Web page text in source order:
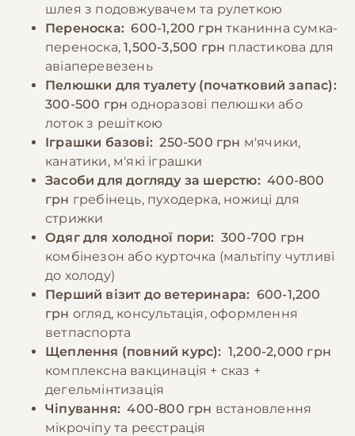
шлея з подовжувачем та рулеткою
Переноска: 600-1,200 грн тканинна сумка-
переноска,1,500-3,500 грн пластикова для
авіаперевезень
Пелюшки для туалету (початковий запас):
300-500 грн одноразові пелюшки або
лоток з решіткою
Іграшки базові: 250-500 грн м'ячики,
канатики, м'які іграшки
Засоби для догляду за шерстю: 400-800
грн гребінець, пуходерка, ножиці для
стрижки
Одяг для холодної пори: 300-700 грн
комбінезон або курточка (мальтіпу чутливі
до холоду)
Перший візит до ветеринара: 600-1,200
грн огляд, консультація, оформлення
ветпаспорта
Щеплення (повний курс): 1,200-2,000 грн
комплексна вакцинація + сказ +
дегельмінтизація
Чіпування: 400-800 грн встановлення
мікрочіпу та реєстрація